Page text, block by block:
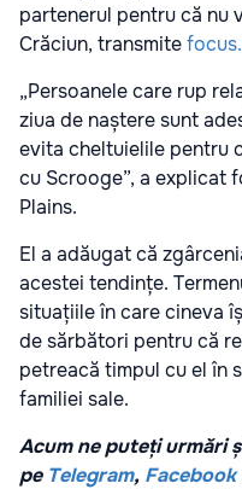
partenerul pentru că nu
Crăciun, transmite
„Persoanele care rup
ziua de naștere sunt
evita cheltuielile pentru
cu Scrooge”, a explicat
Plains.
El a adăugat că
acestei tendințe.
situațiile în care cineva
de sărbători pentru că
petreacă timpul cu el în
familiei sale.
Acum ne puteți urmări
pe Telegram, Facebook